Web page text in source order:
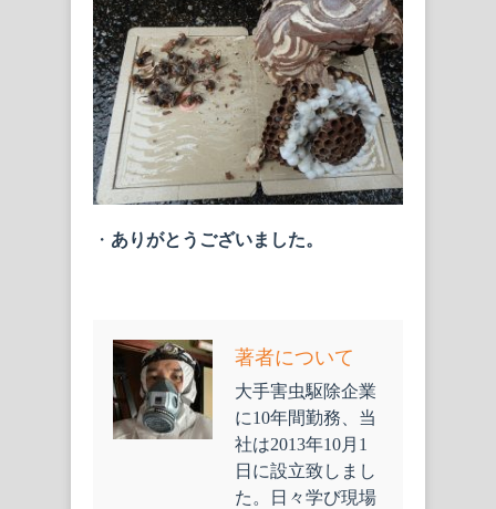
・ ありがとうございました。
著者について
大手害虫駆除企業
に10年間勤務、当
社は2013年10月1
日に設立致しまし
た。日々学び現場